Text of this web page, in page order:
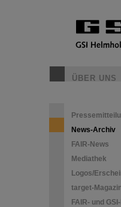
ÜBER UNS
News-Archiv
FAIR-News
Mediathek
Logos/
target-
FAIR- und